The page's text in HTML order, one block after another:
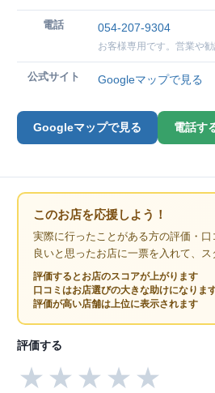
電話 054-207-9304
お客様専用です。営業や
公式サイト Googleマップで見る
Googleマップで見る 電話す
このお店を応援しよう！
実際に行ったことがある方の評価・口
良いと思ったお店に一票を入れて、
評価するとお店のスコアが上がります
口コミはお店選びの大きな助けになりま
評価が高い店舗は上位に表示されます
評価する
★ ★ ★ ★ ★